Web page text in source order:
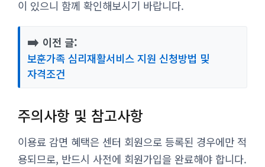
이 있으니 함께 확인해보시기 바랍니다.
➡️ 이전 글:
보훈가족 심리재활서비스 지원 신청방법 및
자격조건
주의사항 및 참고사항
이용료 감면 혜택은 센터 회원으로 등록된 경우에만 적
용되므로, 반드시 사전에 회원가입을 완료해야 합니다.